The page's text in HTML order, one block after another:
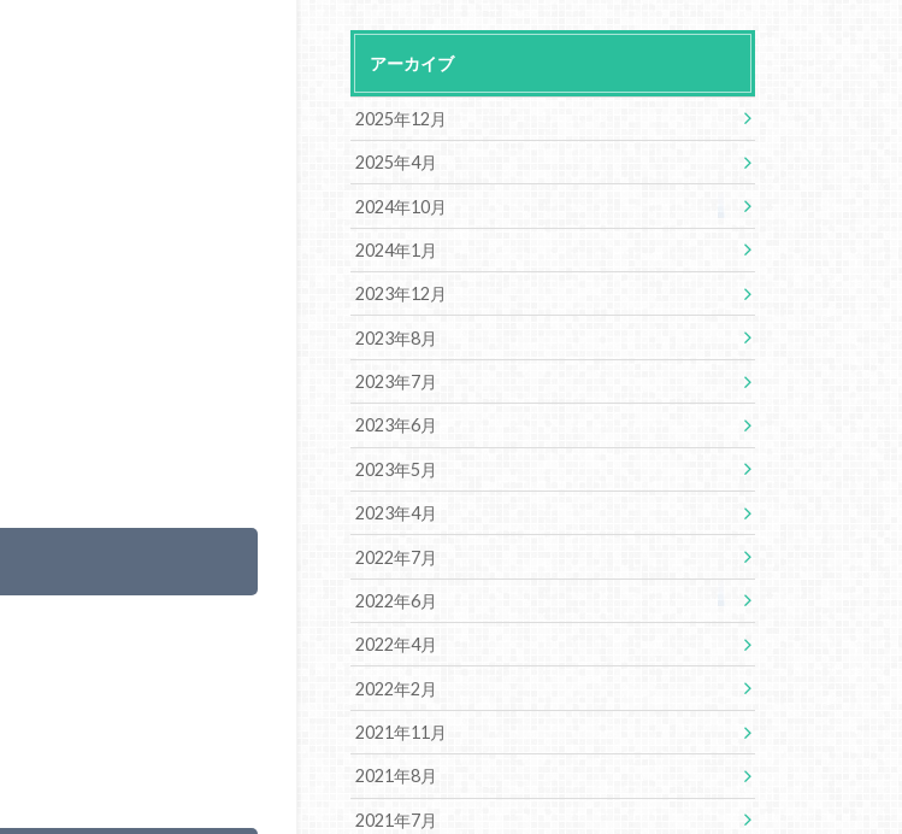
アーカイブ
2025年12月
2025年4月
2024年10月
2024年1月
2023年12月
2023年8月
2023年7月
2023年6月
2023年5月
2023年4月
2022年7月
2022年6月
2022年4月
2022年2月
2021年11月
2021年8月
2021年7月